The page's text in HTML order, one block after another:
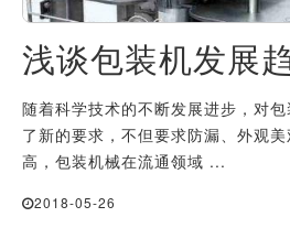
浅谈包装机发展
随着科学技术的不断发展进步，对
了新的要求，不但要求防漏、外观
高，包装机械在流通领域 ...
2018-05-26